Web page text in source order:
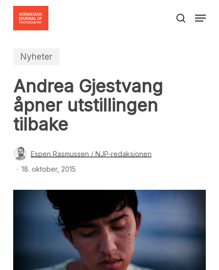
Skip
content
search
Menu
Nyheter
Andrea Gjestvang
åpner utstillingen
tilbake
Espen Rasmussen / NJP-redaksjonen
18. oktober, 2015